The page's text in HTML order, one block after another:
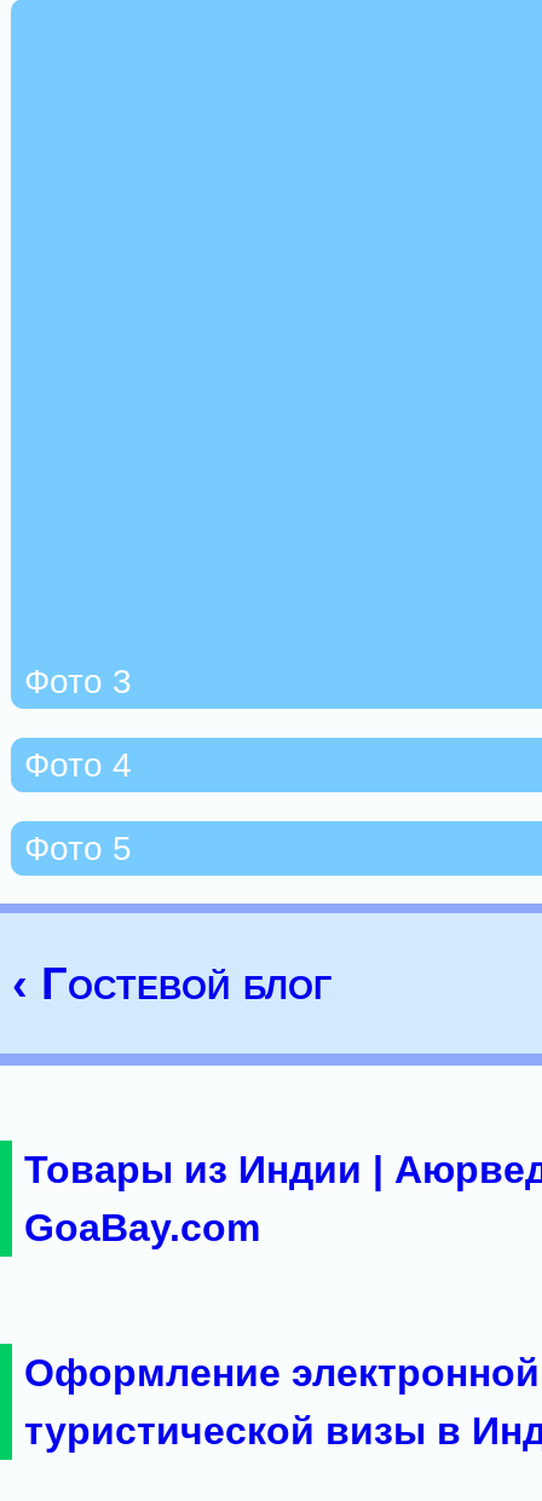
Фото 3
Фото 4
Фото 5
‹ Гостевой блог
Товары из Индии |
GoaBay.com
Оформление электронной
туристической визы в